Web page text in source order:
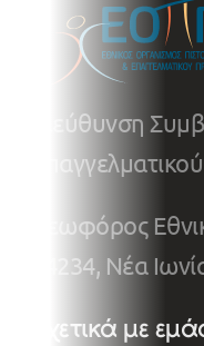
Διεύθυνση
Λεωφόρος
14234, Νέα
Σχετικά με